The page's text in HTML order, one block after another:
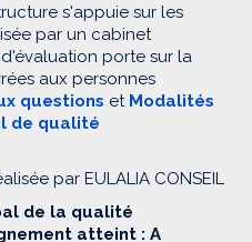
s'appuie sur les
par un cabinet
porte sur la
aux personnes
questions et Modalités
de qualité
par EULALIA CONSEIL
de la qualité
atteint : A